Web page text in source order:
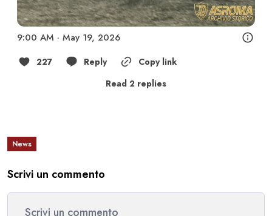
9:00 AM · May 19, 2026
227 Reply
Copy link
Read 2 replies
News
Scrivi un commento